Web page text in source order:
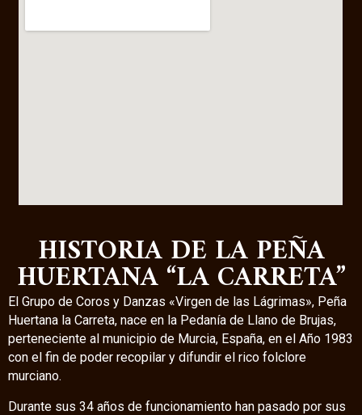
HISTORIA DE LA PEÑA
HUERTANA “LA CARRETA”
El Grupo de Coros y Danzas «Virgen de las Lágrimas», Peña
Huertana la Carreta, nace en la Pedanía de Llano de Brujas,
perteneciente al municipio de Murcia, España, en el Año 1983
con el fin de poder recopilar y difundir el rico folclore
murciano.
Durante sus 34 años de funcionamiento han pasado por sus